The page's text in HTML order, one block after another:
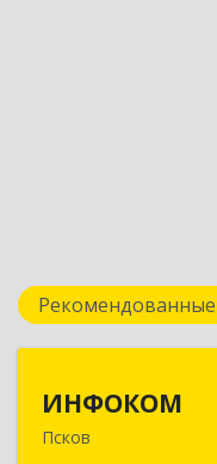
ИНФОКОМ
Псков180000,